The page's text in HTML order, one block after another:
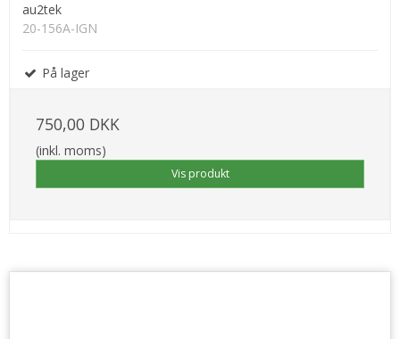
au2tek
20-156A-IGN
På lager
750,00 DKK
(inkl. moms)
Vis produkt